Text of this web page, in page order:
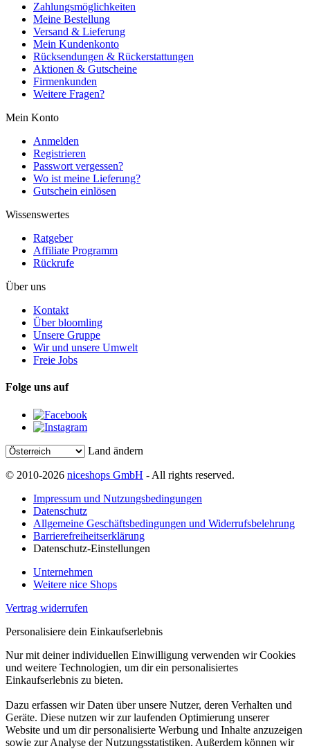
Zahlungsmöglichkeiten
Meine Bestellung
Versand & Lieferung
Mein Kundenkonto
Rücksendungen & Rückerstattungen
Aktionen & Gutscheine
Firmenkunden
Weitere Fragen?
Mein Konto
Anmelden
Registrieren
Passwort vergessen?
Wo ist meine Lieferung?
Gutschein einlösen
Wissenswertes
Ratgeber
Affiliate Programm
Rückrufe
Über uns
Kontakt
Über bloomling
Unsere Gruppe
Wir und unsere Umwelt
Freie Jobs
Folge uns auf
Land ändern
© 2010-2026 niceshops GmbH - All rights reserved.
Impressum und Nutzungsbedingungen
Datenschutz
Allgemeine Geschäftsbedingungen und Widerrufsbelehrung
Barrierefreiheitserklärung
Datenschutz-Einstellungen
Unternehmen
Weitere nice Shops
Vertrag widerrufen
Personalisiere dein Einkaufserlebnis
Nur mit deiner individuellen Einwilligung verwenden wir Cookies
und weitere Technologien, um dir ein personalisiertes
Einkaufserlebnis zu bieten.
Dazu erfassen wir Daten über unsere Nutzer, deren Verhalten und
Geräte. Diese nutzen wir zur laufenden Optimierung unserer
Website und um dir personalisierte Werbung und Inhalte anzuzeigen
sowie zur Analyse der Nutzungsstatistiken. Außerdem können wir